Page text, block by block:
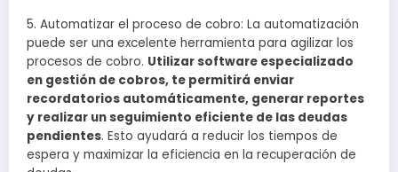
5. Automatizar el proceso de cobro: La automatización
puede ser una excelente herramienta para agilizar los
procesos de cobro. Utilizar software especializado
en gestión de cobros, te permitirá enviar
recordatorios automáticamente, generar reportes
y realizar un seguimiento eficiente de las deudas
pendientes. Esto ayudará a reducir los tiempos de
espera y maximizar la eficiencia en la recuperación de